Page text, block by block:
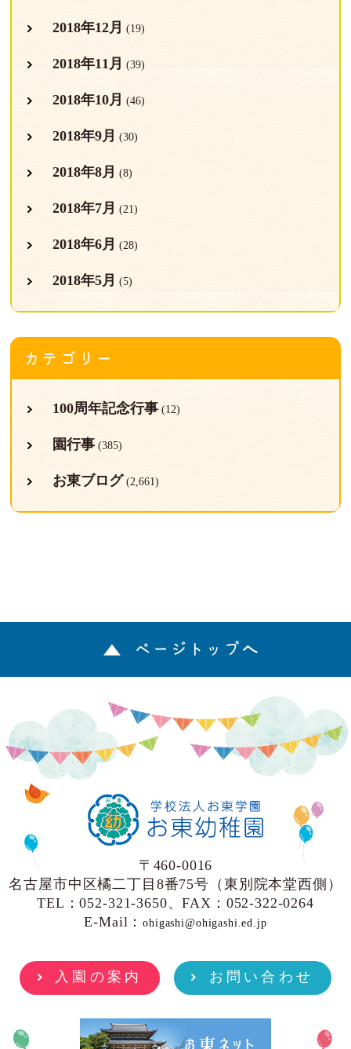
2018年12月 (19)
2018年11月 (39)
2018年10月 (46)
2018年9月 (30)
2018年8月 (8)
2018年7月 (21)
2018年6月 (28)
2018年5月 (5)
カテゴリー
100周年記念行事(12)
園行事(385)
お東ブログ (2,661)
ページトップへ
〒460-0016
名古屋市中区橘二丁目8番75号（東別院本堂西側）
TEL：052-321-3650、FAX：052-322-0264
E-Mail：ohigashi@ohigashi.ed.jp
入園の案内 お問い合わせ